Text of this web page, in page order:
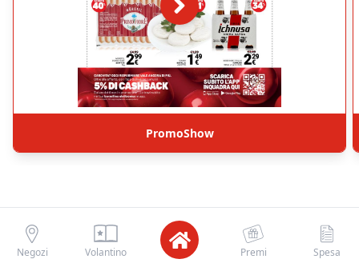
PromoShow
Negozi Volantino Premi Spesa